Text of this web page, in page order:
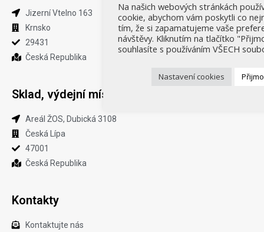
Jizerní Vtelno 163​
Krnsko
29431
Česká Republika
Sklad, výdejní místo
Areál ŽOS, Dubická 3108
Česká Lípa
47001
Česká Republika
Kontakty
Kontaktujte nás
Na našich webových stránkách
cookie, abychom vám poskytli co
tím, že si zapamatujeme vaše
návštěvy. Kliknutím na tlačítko
souhlasíte s používáním VŠECH
Nastavení cookies